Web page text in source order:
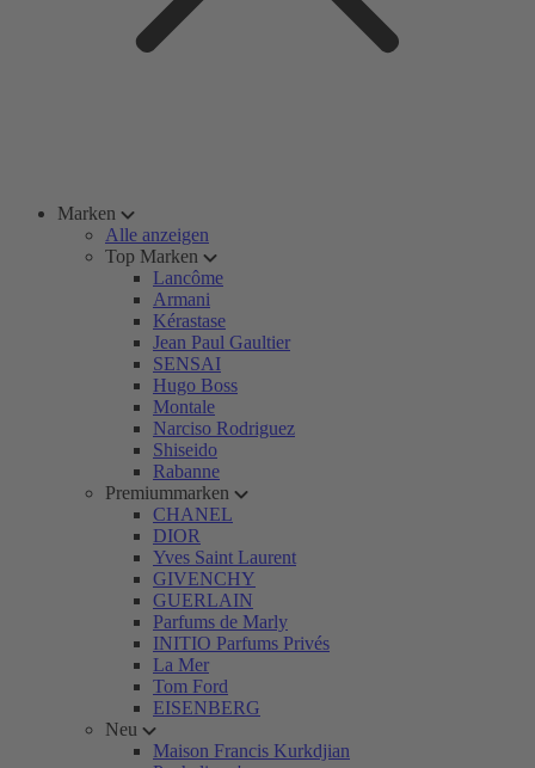
Marken
Alle anzeigen
Top Marken
Lancôme
Armani
Kérastase
Jean Paul Gaultier
SENSAI
Hugo Boss
Montale
Narciso Rodriguez
Shiseido
Rabanne
Premiummarken
CHANEL
DIOR
Yves Saint Laurent
GIVENCHY
GUERLAIN
Parfums de Marly
INITIO Parfums Privés
La Mer
Tom Ford
EISENBERG
Neu
Maison Francis Kurkdjian